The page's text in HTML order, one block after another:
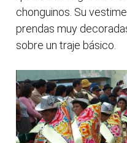
chonguinos. Su
prendas muy
sobre un traje básico.